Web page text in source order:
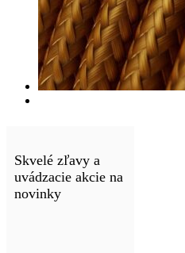
Skvelé zľavy a
uvádzacie akcie na
novinky